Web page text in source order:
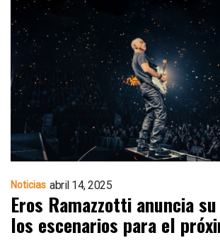
Noticias abril 14, 2025
Eros Ramazzotti anuncia
los escenarios para el